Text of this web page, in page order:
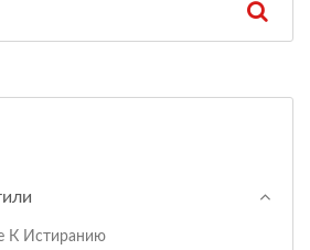
К Истиранию